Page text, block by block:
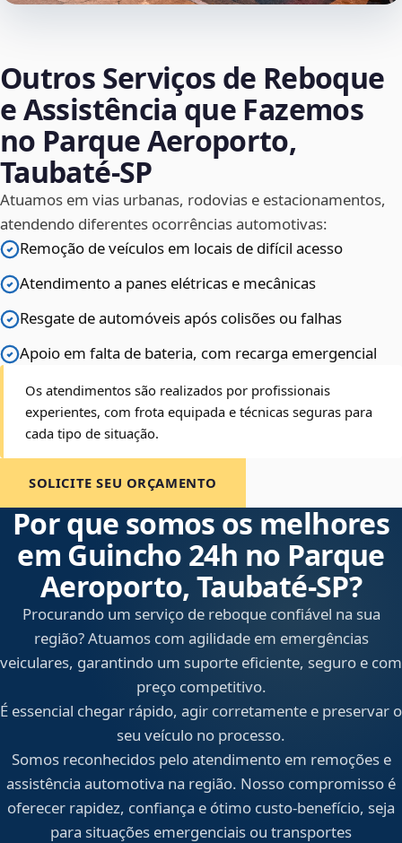
Outros Serviços de Reboque
e Assistência que Fazemos
no Parque Aeroporto,
Taubaté‑SP
Atuamos em vias urbanas, rodovias e estacionamentos,
atendendo diferentes ocorrências automotivas:
Remoção de veículos em locais de difícil acesso
Atendimento a panes elétricas e mecânicas
Resgate de automóveis após colisões ou falhas
Apoio em falta de bateria, com recarga emergencial
Os atendimentos são realizados por profissionais
experientes, com frota equipada e técnicas seguras para
cada tipo de situação.
SOLICITE SEU ORÇAMENTO
Por que somos os melhores
em Guincho 24h no Parque
Aeroporto, Taubaté‑SP?
Procurando um serviço de reboque confiável na sua
região? Atuamos com agilidade em emergências
veiculares, garantindo um suporte eficiente, seguro e com
preço competitivo.
É essencial chegar rápido, agir corretamente e preservar o
seu veículo no processo.
Somos reconhecidos pelo atendimento em remoções e
assistência automotiva na região. Nosso compromisso é
oferecer rapidez, confiança e ótimo custo-benefício, seja
para situações emergenciais ou transportes